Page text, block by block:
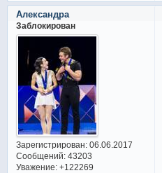
Александра
Заблокирован
Зарегистрирован: 06.06.2017
Сообщений:43203
Уважение: +122269